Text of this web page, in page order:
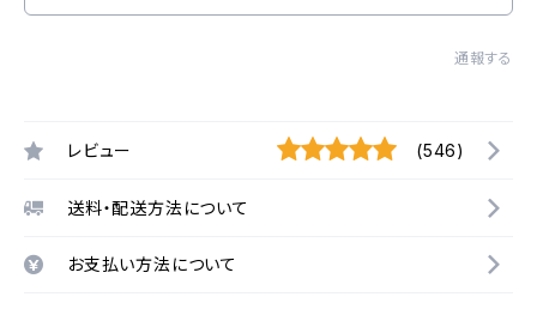
通報する
レビュー (546)
送料・配送方法について
お支払い方法について